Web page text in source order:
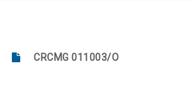
CRCMG 011003/O